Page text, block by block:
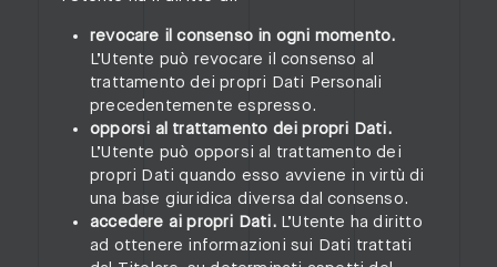
revocare il consenso in ogni momento.
L’Utente può revocare il consenso al
trattamento dei propri Dati Personali
precedentemente espresso.
opporsi al trattamento dei propri Dati.
L’Utente può opporsi al trattamento dei
propri Dati quando esso avviene in virtù di
una base giuridica diversa dal consenso.
accedere ai propri Dati.L’Utente ha diritto
ad ottenere informazioni sui Dati trattati